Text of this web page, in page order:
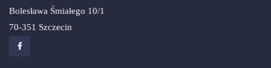
Bolesława Śmiałego 10/1
70-351 Szczecin